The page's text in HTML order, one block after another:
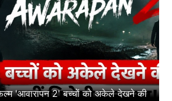
'आवारापन 2' बच्चों को अकेले देखने की